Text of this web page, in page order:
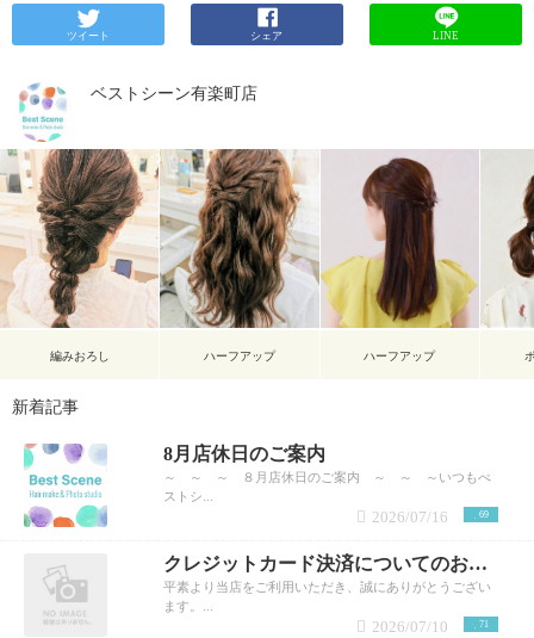
ツイート シェア LINE
ベストシーン有楽町店
編みおろし ハーフアップ ハーフアップ
新着記事
8月店休日のご案内
～ ～ ～ ８月店休日のご案内 ～ ～ ～いつもべ
ストシ...
69
2026/07/16
クレジットカード決済についてのお知らせ
平素より当店をご利用いただき、誠にありがとうござい
ます。...
71
2026/07/10